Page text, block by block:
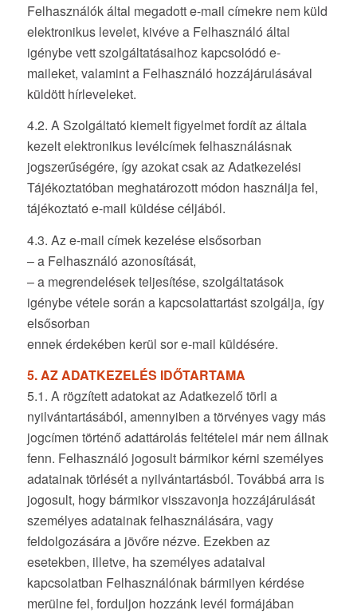
Felhasználók által megadott e-mail címekre nem küld
elektronikus levelet, kivéve a Felhasználó által
igénybe vett szolgáltatásaihoz kapcsolódó e-
maileket, valamint a Felhasználó hozzájárulásával
küldött hírleveleket.
4.2. A Szolgáltató kiemelt figyelmet fordít az általa
kezelt elektronikus levélcímek felhasználásnak
jogszerűségére, így azokat csak az Adatkezelési
Tájékoztatóban meghatározott módon használja fel,
tájékoztató e-mail küldése céljából.
4.3. Az e-mail címek kezelése elsősorban
– a Felhasználó azonosítását,
– a megrendelések teljesítése, szolgáltatások
igénybe vétele során a kapcsolattartást szolgálja, így
elsősorban
ennek érdekében kerül sor e-mail küldésére.
5. AZ ADATKEZELÉS IDŐTARTAMA
5.1. A rögzített adatokat az Adatkezelő törli a
nyilvántartásából, amennyiben a törvényes vagy más
jogcímen történő adattárolás feltételei már nem állnak
fenn. Felhasználó jogosult bármikor kérni személyes
adatainak törlését a nyilvántartásból. Továbbá arra is
jogosult, hogy bármikor visszavonja hozzájárulását
személyes adatainak felhasználására, vagy
feldolgozására a jövőre nézve. Ezekben az
esetekben, illetve, ha személyes adataival
kapcsolatban Felhasználónak bármilyen kérdése
merülne fel, forduljon hozzánk levél formájában